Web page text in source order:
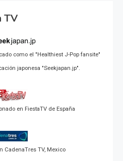
TV
como el "Healthiest J-Pop fansite"
japonesa "Seekjapan.jp".
en FiestaTV de España
CadenaTres TV, Mexico